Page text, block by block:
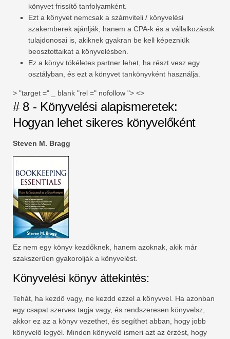
könyvet frissítő tanfolyamként.
Ezt a könyvet nemcsak a számviteli / könyvelési
szakemberek ajánlják, hanem a CPA-k és a vállalkozások
tulajdonosai is, akiknek gyakran be kell képezniük
beosztottaikat a könyvelésben.
Ez a könyv tökéletes partner lehet, ha részt vesz egy
osztályban, és ezt a könyvet tankönyvként használja.
> "target =" _ blank "rel =" nofollow "> <>
# 8 - Könyvelési alapismeretek:
Hogyan lehet sikeres könyvelőként
Steven M. Bragg
Ez nem egy könyv kezdőknek, hanem azoknak, akik már
szakszerűen gyakorolják a könyvelést.
Könyvelési könyv áttekintés:
Tehát, ha kezdő vagy, ne kezdd ezzel a könyvvel. Ha azonban
egy csapat szerves tagja vagy, és rendszeresen könyvelsz,
akkor ez az a könyv vezethet, és segíthet abban, hogy jobb
könyvelő legyél. Minden könyvelő ismeri azt az érzést, hogy